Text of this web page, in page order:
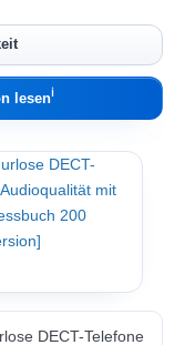
lesenℹ︎